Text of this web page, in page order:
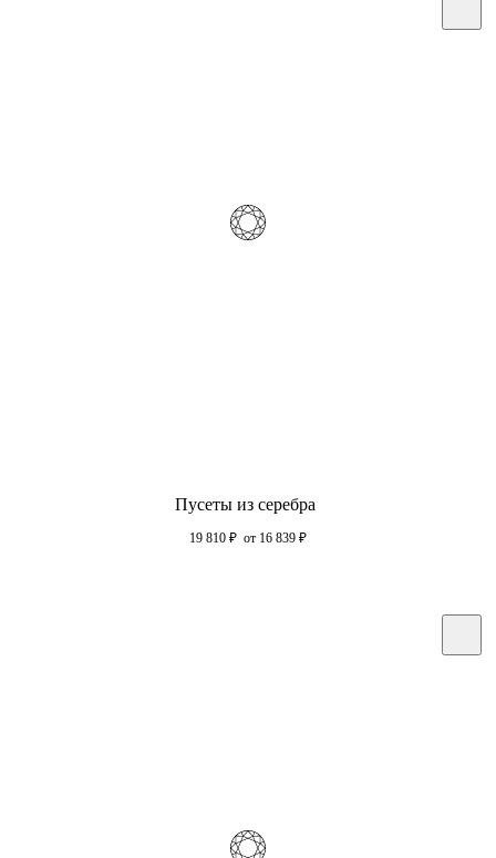
Пусеты из серебра
19 810 ₽ от 16 839 ₽